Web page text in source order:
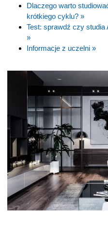
Dlaczego warto
krótkiego cyklu? »
Test: sprawdź czy studia
»
Informacje z uczelni »